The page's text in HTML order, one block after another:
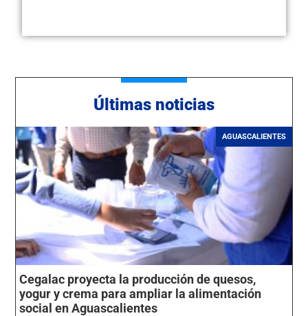
Últimas noticias
AGUASCALIENTES
Cegalac proyecta la producción de quesos,
yogur y crema para ampliar la alimentación
social en Aguascalientes